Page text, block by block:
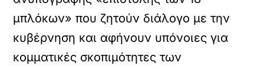
μπλόκων» που ζητούν διάλογο με την
κυβέρνηση και αφήνουν υπόνοιες για
κομματικές σκοπιμότητες των